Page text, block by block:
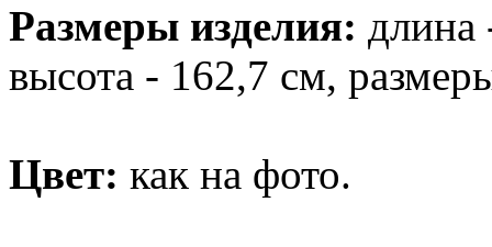
Размеры изделия:
высота - 162,7 см,
Цвет: как на фото.